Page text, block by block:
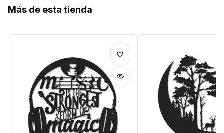
Más de esta tienda